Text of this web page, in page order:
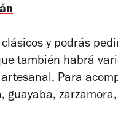
y podrás
también habrá
Para
zarzamora,